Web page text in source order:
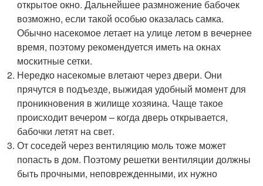
открытое окно. Дальнейшее размножение бабочек
возможно, если такой особью оказалась самка.
Обычно насекомое летает на улице летом в вечернее
время, поэтому рекомендуется иметь на окнах
москитные сетки.
Нередко насекомые влетают через двери. Они
прячутся в подъезде, выжидая удобный момент для
проникновения в жилище хозяина. Чаще такое
происходит вечером – когда дверь открывается,
бабочки летят на свет.
От соседей через вентиляцию моль тоже может
попасть в дом. Поэтому решетки вентиляции должны
быть прочными, неповрежденными, их нужно